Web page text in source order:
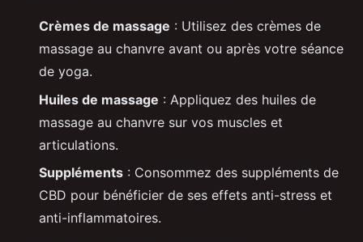
Crèmes de massage : Utilisez des crèmes de
massage au chanvre avant ou après votre séance
de yoga.
Huiles de massage : Appliquez des huiles de
massage au chanvre sur vos muscles et
articulations.
Suppléments : Consommez des suppléments de
CBD pour bénéficier de ses effets anti-stress et
anti-inflammatoires.